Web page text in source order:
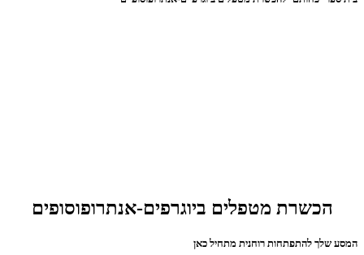
הכשרת מטפלים ביוגרפים-אנתרופוסופים
המסע שלך להתפתחות רוחנית מתחיל כאן